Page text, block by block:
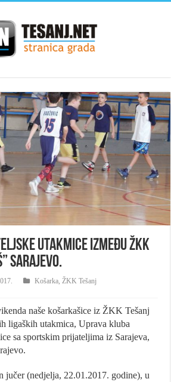
utakmice između ŽKK
Sarajevo.
Košarka ŽKK Tešanj
naše košarkašice iz ŽKK Tešanj
ligaških utakmica, Uprava kluba
sa sportskim prijateljima iz Sarajeva,
jučer (nedjelja, 22.01.2017. godine), u